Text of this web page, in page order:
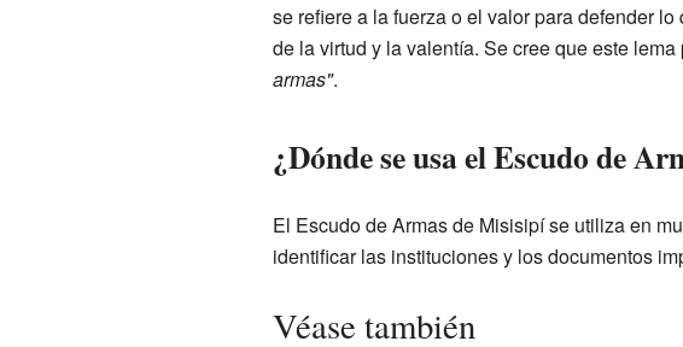
se refiere a la fuerza o el valor para defender
de la virtud y la valentía. Se cree que este
armas".
¿Dónde se usa el Escudo de
El Escudo de Armas de Misisipí se utiliza en
identificar las instituciones y los documentos
Véase también